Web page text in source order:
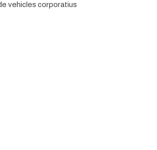
vehicles corporatius